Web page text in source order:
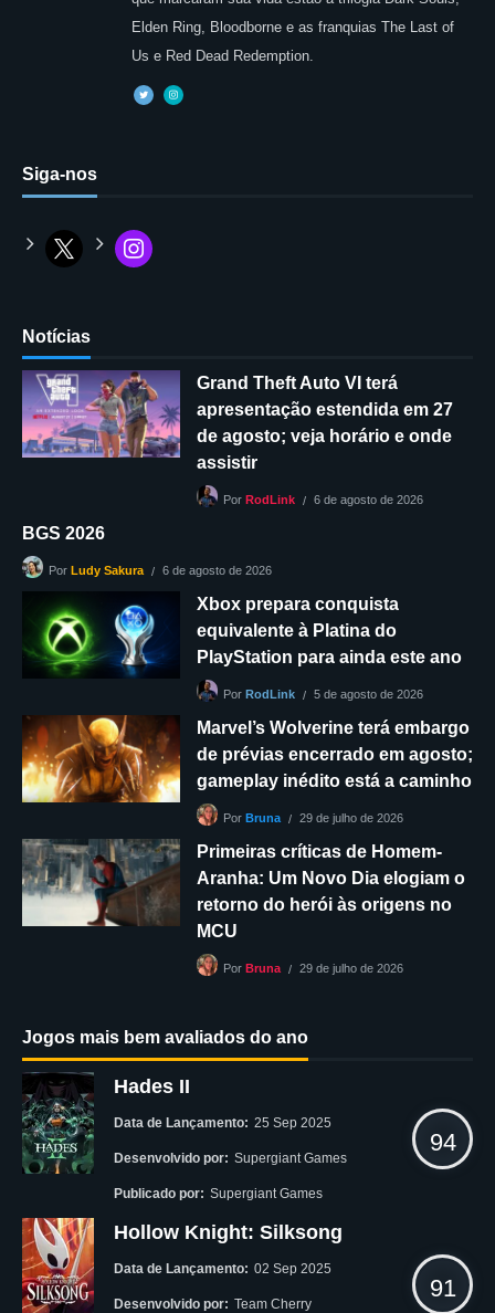
Elden Ring, Bloodborne e as franquias The Last of
Us e Red Dead Redemption.
Siga-nos
Notícias
Grand Theft Auto VI terá
apresentação estendida em 27
de agosto; veja horário e onde
assistir
Por RodLink 6 de agosto de 2026
BGS 2026
Por Ludy Sakura 6 de agosto de 2026
Xbox prepara conquista
equivalente à Platina do
PlayStation para ainda este ano
Por RodLink 5 de agosto de 2026
Marvel’s Wolverine terá embargo
de prévias encerrado em agosto;
gameplay inédito está a caminho
Por Bruna 29 de julho de 2026
Primeiras críticas de Homem-
Aranha: Um Novo Dia elogiam o
retorno do herói às origens no
MCU
Por Bruna 29 de julho de 2026
Jogos mais bem avaliados do ano
Hades II
Data de Lançamento: 25 Sep 2025
Desenvolvido por: Supergiant Games
Publicado por: Supergiant Games
94
Hollow Knight: Silksong
Data de Lançamento: 02 Sep 2025
Desenvolvido por: Team Cherry
91